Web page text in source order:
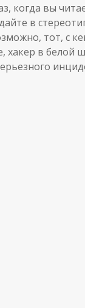
когда вы
в
тот, с
хакер в белой